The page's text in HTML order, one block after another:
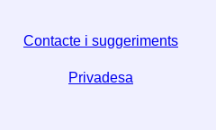
Contacte i suggeriments
Privadesa